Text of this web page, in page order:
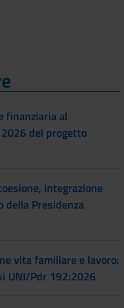
finanziaria al
del progetto
integrazione
della Presidenza
vita familiare e lavoro:
UNI/Pdr 192:2026